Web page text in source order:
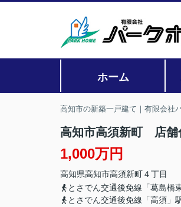
ホーム
高知市の新築一戸建て｜有限会社
高知市高須新町 店舗
1,000万円
高知県高知市高須新町４丁目
とさでん交通後免線「葛島橋
とさでん交通後免線「高須」